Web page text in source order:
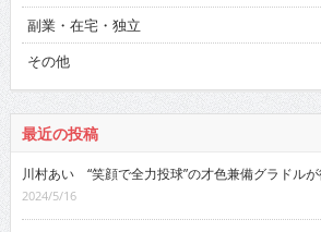
副業・在宅・独立
その他
最近の投稿
川村あい “笑顔で全力投球”の才色兼備グラドル
2024/5/16